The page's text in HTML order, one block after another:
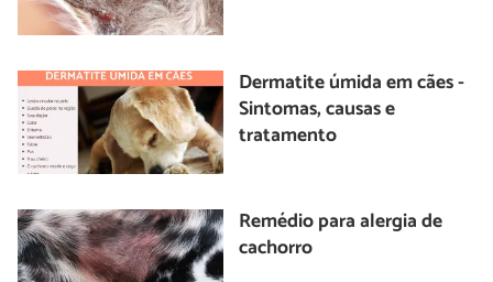
Dermatite úmida em cães -
Sintomas, causas e
tratamento
Remédio para alergia de
cachorro